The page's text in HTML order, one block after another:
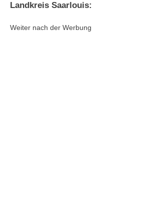
Landkreis Saarlouis:
Weiter nach der Werbung